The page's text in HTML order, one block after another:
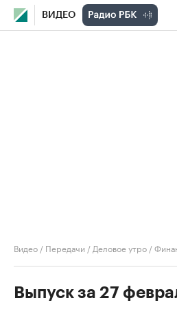
ВИДЕО
Видео / Передачи / Деловое утро /
Выпуск за 27